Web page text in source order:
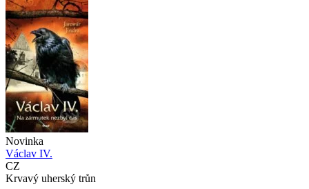
Novinka
Václav IV.
CZ
Krvavý uherský trůn